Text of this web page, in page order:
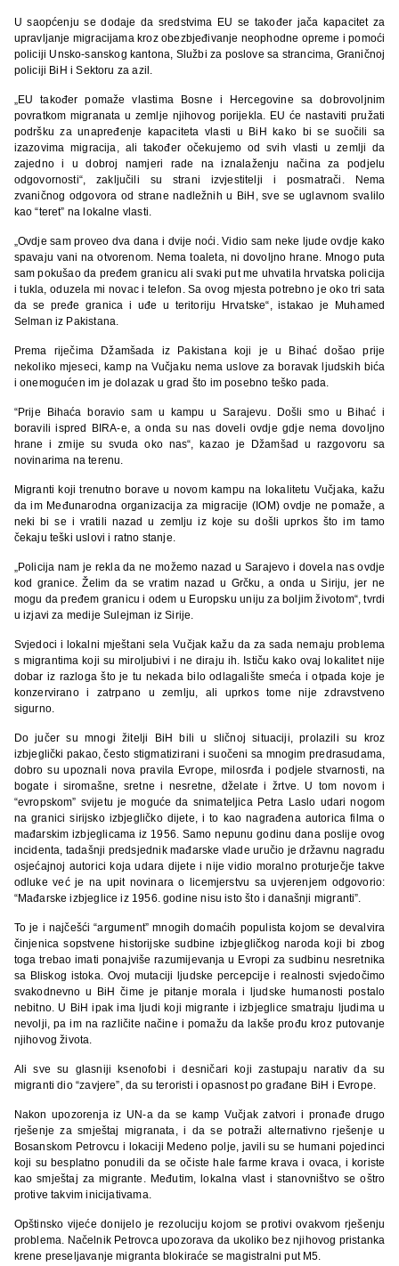
U saopćenju se dodaje da sredstvima EU se također jača kapacitet za
upravljanje migracijama kroz obezbjeđivanje neophodne opreme i pomoći
policiji Unsko-sanskog kantona, Službi za poslove sa strancima, Graničnoj
policiji BiH i Sektoru za azil.
„EU također pomaže vlastima Bosne i Hercegovine sa dobrovoljnim
povratkom migranata u zemlje njihovog porijekla. EU će nastaviti pružati
podršku za unapređenje kapaciteta vlasti u BiH kako bi se suočili sa
izazovima migracija, ali također očekujemo od svih vlasti u zemlji da
zajedno i u dobroj namjeri rade na iznalaženju načina za podjelu
odgovornosti“, zaključili su strani izvjestitelji i posmatrači. Nema
zvaničnog odgovora od strane nadležnih u BiH, sve se uglavnom svalilo
kao “teret” na lokalne vlasti.
„Ovdje sam proveo dva dana i dvije noći. Vidio sam neke ljude ovdje kako
spavaju vani na otvorenom. Nema toaleta, ni dovoljno hrane. Mnogo puta
sam pokušao da pređem granicu ali svaki put me uhvatila hrvatska policija
i tukla, oduzela mi novac i telefon. Sa ovog mjesta potrebno je oko tri sata
da se pređe granica i uđe u teritoriju Hrvatske“, istakao je Muhamed
Selman iz Pakistana.
Prema riječima Džamšada iz Pakistana koji je u Bihać došao prije
nekoliko mjeseci, kamp na Vučjaku nema uslove za boravak ljudskih bića
i onemogućen im je dolazak u grad što im posebno teško pada.
“Prije Bihaća boravio sam u kampu u Sarajevu. Došli smo u Bihać i
boravili ispred BIRA-e, a onda su nas doveli ovdje gdje nema dovoljno
hrane i zmije su svuda oko nas“, kazao je Džamšad u razgovoru sa
novinarima na terenu.
Migranti koji trenutno borave u novom kampu na lokalitetu Vučjaka, kažu
da im Međunarodna organizacija za migracije (IOM) ovdje ne pomaže, a
neki bi se i vratili nazad u zemlju iz koje su došli uprkos što im tamo
čekaju teški uslovi i ratno stanje.
„Policija nam je rekla da ne možemo nazad u Sarajevo i dovela nas ovdje
kod granice. Želim da se vratim nazad u Grčku, a onda u Siriju, jer ne
mogu da pređem granicu i odem u Europsku uniju za boljim životom“, tvrdi
u izjavi za medije Sulejman iz Sirije.
Svjedoci i lokalni mještani sela Vučjak kažu da za sada nemaju problema
s migrantima koji su miroljubivi i ne diraju ih. Ističu kako ovaj lokalitet nije
dobar iz razloga što je tu nekada bilo odlagalište smeća i otpada koje je
konzervirano i zatrpano u zemlju, ali uprkos tome nije zdravstveno
sigurno.
Do jučer su mnogi žitelji BiH bili u sličnoj situaciji, prolazili su kroz
izbjeglički pakao, često stigmatizirani i suočeni sa mnogim predrasudama,
dobro su upoznali nova pravila Evrope, milosrđa i podjele stvarnosti, na
bogate i siromašne, sretne i nesretne, dželate i žrtve. U tom novom i
“evropskom” svijetu je moguće da snimateljica Petra Laslo udari nogom
na granici sirijsko izbjegličko dijete, i to kao nagrađena autorica filma o
mađarskim izbjeglicama iz 1956. Samo nepunu godinu dana poslije ovog
incidenta, tadašnji predsjednik mađarske vlade uručio je državnu nagradu
osjećajnoj autorici koja udara dijete i nije vidio moralno proturječje takve
odluke već je na upit novinara o licemjerstvu sa uvjerenjem odgovorio:
“Mađarske izbjeglice iz 1956. godine nisu isto što i današnji migranti”.
To je i najčešći “argument” mnogih domaćih populista kojom se devalvira
činjenica sopstvene historijske sudbine izbjegličkog naroda koji bi zbog
toga trebao imati ponajviše razumijevanja u Evropi za sudbinu nesretnika
sa Bliskog istoka. Ovoj mutaciji ljudske percepcije i realnosti svjedočimo
svakodnevno u BiH čime je pitanje morala i ljudske humanosti postalo
nebitno. U BiH ipak ima ljudi koji migrante i izbjeglice smatraju ljudima u
nevolji, pa im na različite načine i pomažu da lakše prođu kroz putovanje
njihovog života.
Ali sve su glasniji ksenofobi i desničari koji zastupaju narativ da su
migranti dio “zavjere”, da su teroristi i opasnost po građane BiH i Evrope.
Nakon upozorenja iz UN-a da se kamp Vučjak zatvori i pronađe drugo
rješenje za smještaj migranata, i da se potraži alternativno rješenje u
Bosanskom Petrovcu i lokaciji Medeno polje, javili su se humani pojedinci
koji su besplatno ponudili da se očiste hale farme krava i ovaca, i koriste
kao smještaj za migrante. Međutim, lokalna vlast i stanovništvo se oštro
protive takvim inicijativama.
Opštinsko vijeće donijelo je rezoluciju kojom se protivi ovakvom rješenju
problema. Načelnik Petrovca upozorava da ukoliko bez njihovog pristanka
krene preseljavanje migranta blokiraće se magistralni put M5.